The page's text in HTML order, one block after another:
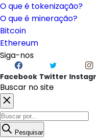
O que é tokenização?
O que é mineração?
Bitcoin
Ethereum
Siga-nos
Facebook Twitter
Buscar no site
Pesquisar